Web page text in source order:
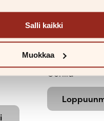
Salli kaikki
Muokkaa
Miikka
Vasko
Gorilla